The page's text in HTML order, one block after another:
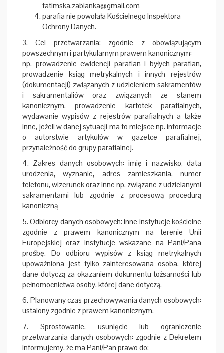
fatimska.zabianka@gmail.com
parafia nie powołała Kościelnego Inspektora
Ochrony Danych.
3. Cel przetwarzania: zgodnie z obowiązującym
powszechnym i partykularnym prawem kanonicznym:
np. prowadzenie ewidencji parafian i byłych parafian,
prowadzenie ksiąg metrykalnych i innych rejestrów
(dokumentacji) związanych z udzieleniem sakramentów
i sakramentaliów oraz związanych ze stanem
kanonicznym, prowadzenie kartotek parafialnych,
wydawanie wypisów z rejestrów parafialnych a także
inne, jeżeli w danej sytuacji ma to miejsce np. informacje
o autorstwie artykułów w gazetce parafialnej,
przynależność do grupy parafialnej.
4. Zakres danych osobowych: imię i nazwisko, data
urodzenia, wyznanie, adres zamieszkania, numer
telefonu, wizerunek oraz inne np. związane z udzielanymi
sakramentami lub zgodnie z procesową procedurą
kanoniczną
5. Odbiorcy danych osobowych: inne instytucje kościelne
zgodnie z prawem kanonicznym na terenie Unii
Europejskiej oraz instytucje wskazane na Pani/Pana
prośbę. Do odbioru wypisów z ksiąg metrykalnych
upoważniona jest tylko zainteresowana osoba, której
dane dotyczą za okazaniem dokumentu tożsamości lub
pełnomocnictwa osoby, której dane dotyczą.
6. Planowany czas przechowywania danych osobowych:
ustalony zgodnie z prawem kanonicznym.
7. Sprostowanie, usunięcie lub ograniczenie
przetwarzania danych osobowych: zgodnie z Dekretem
informujemy, że ma Pani/Pan prawo do: